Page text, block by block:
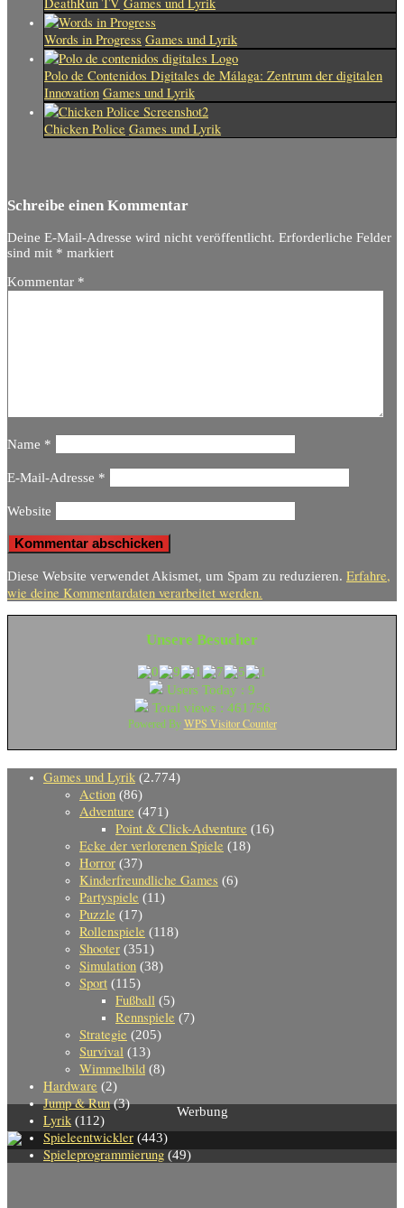
Words in Progress Games und Lyrik
Polo de Contenidos Digitales de Málaga: Zentrum der digitalen
Innovation Games und Lyrik
Chicken Police Games und Lyrik
Schreibe einen Kommentar
Deine E-Mail-Adresse wird nicht veröffentlicht. Erforderliche Felder
sind mit * markiert
Kommentar *
Name *
E-Mail-Adresse *
Website
Diese Website verwendet Akismet, um Spam zu reduzieren. Erfahre,
wie deine Kommentardaten verarbeitet werden.
Unsere Besucher
Users Today : 9
Total views : 461756
Powered By WPS Visitor Counter
Games und Lyrik (2.774)
Action (86)
Adventure (471)
Point & Click-Adventure (16)
Ecke der verlorenen Spiele (18)
Horror (37)
Kinderfreundliche Games (6)
Partyspiele (11)
Puzzle (17)
Rollenspiele (118)
Shooter (351)
Simulation (38)
Sport (115)
Fußball (5)
Rennspiele (7)
Strategie (205)
Survival (13)
Wimmelbild (8)
Hardware (2)
Jump & Run(3)
Lyrik (112)
Spieleentwickler (443)
Spieleprogrammierung (49)
Werbung